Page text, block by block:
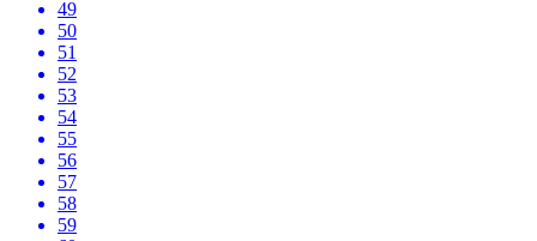
49
50
51
52
53
54
55
56
57
58
59